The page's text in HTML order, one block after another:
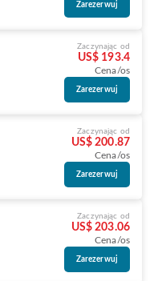
Zarezerwuj
Zaczynając od
US$ 193.4
Cena/os
Zarezerwuj
Zaczynając od
US$ 200.87
Cena/os
Zarezerwuj
Zaczynając od
US$ 203.06
Cena/os
Zarezerwuj